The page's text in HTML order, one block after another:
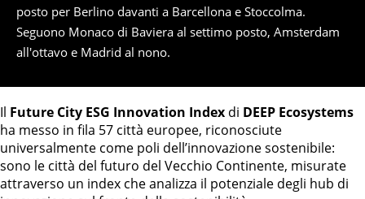
posto per Berlino davanti a Barcellona e Stoccolma.
Seguono Monaco di Baviera al settimo posto, Amsterdam
all'ottavo e Madrid al nono.
Il Future City ESG Innovation Index di DEEP Ecosystems
ha messo in fila 57 città europee, riconosciute
universalmente come poli dell’innovazione sostenibile:
sono le città del futuro del Vecchio Continente, misurate
attraverso un index che analizza il potenziale degli hub di